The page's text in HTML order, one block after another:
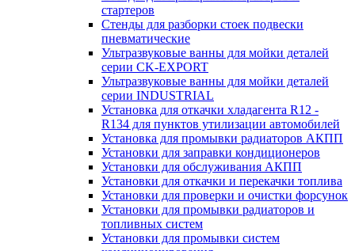
стартеров
Стенды для разборки стоек подвески
пневматические
Ультразвуковые ванны для мойки деталей
серии CK-EXPORT
Ультразвуковые ванны для мойки деталей
серии INDUSTRIAL
Установка для откачки хладагента R12 -
R134 для пунктов утилизации автомобилей
Установка для промывки радиаторов АКПП
Установки для заправки кондиционеров
Установки для обслуживания АКПП
Установки для откачки и перекачки топлива
Установки для проверки и очистки форсунок
Установки для промывки радиаторов и
топливных систем
Установки для промывки систем